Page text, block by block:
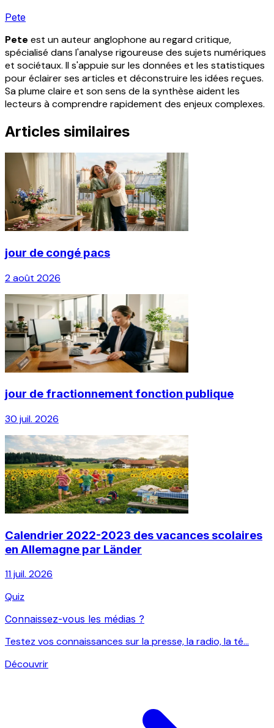
Pete
Pete est un auteur anglophone au regard critique,
spécialisé dans l'analyse rigoureuse des sujets numériques
et sociétaux. Il s'appuie sur les données et les statistiques
pour éclairer ses articles et déconstruire les idées reçues.
Sa plume claire et son sens de la synthèse aident les
lecteurs à comprendre rapidement des enjeux complexes.
Articles similaires
jour de congé pacs
2 août 2026
jour de fractionnement fonction publique
30 juil. 2026
Calendrier 2022-2023 des vacances scolaires
en Allemagne par Länder
11 juil. 2026
Quiz
Connaissez-vous les médias ?
Testez vos connaissances sur la presse, la radio, la té...
Découvrir